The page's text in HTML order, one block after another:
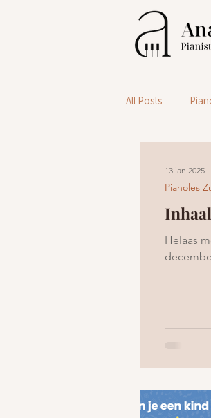
All Posts
Helaas
Pianoles
13 jan 2025